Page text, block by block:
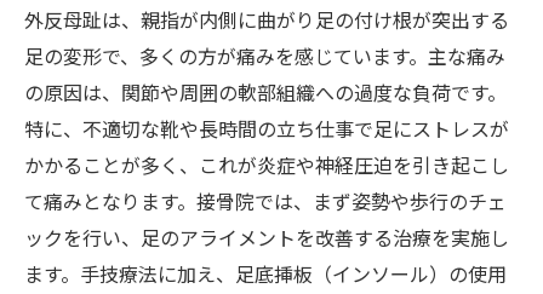
外反母趾は、親指が内側に曲がり足の付け根が突出する
足の変形で、多くの方が痛みを感じています。主な痛み
の原因は、関節や周囲の軟部組織への過度な負荷です。
特に、不適切な靴や長時間の立ち仕事で足にストレスが
かかることが多く、これが炎症や神経圧迫を引き起こし
て痛みとなります。接骨院では、まず姿勢や歩行のチェ
ックを行い、足のアライメントを改善する治療を実施し
ます。手技療法に加え、足底挿板（インソール）の使用